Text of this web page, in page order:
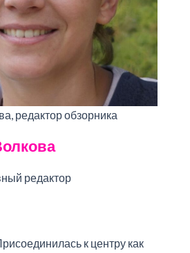
редактор обзорника
редактор
к центру как